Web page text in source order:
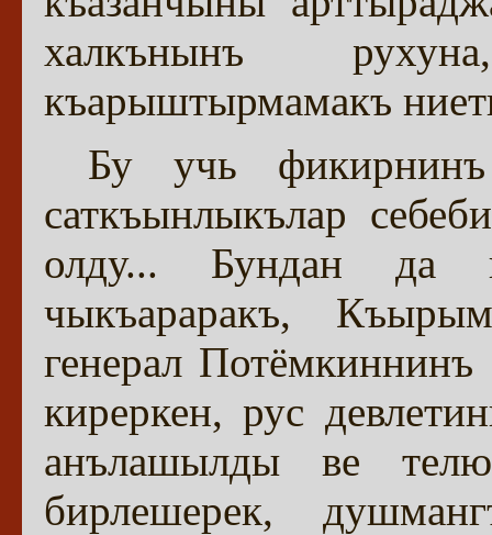
халкънынъ
къарыштырмамакъ
Бу учь
саткъынлыкълар
олду... Бундан да
чыкъараракъ,
генерал
киреркен, рус
анълашылды ве
бирлешерек,